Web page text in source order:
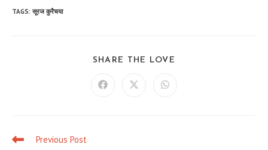
TAGS: सूरज कुरैचया
SHARE THE LOVE
Opens Opens Opens
Read
Previous Post